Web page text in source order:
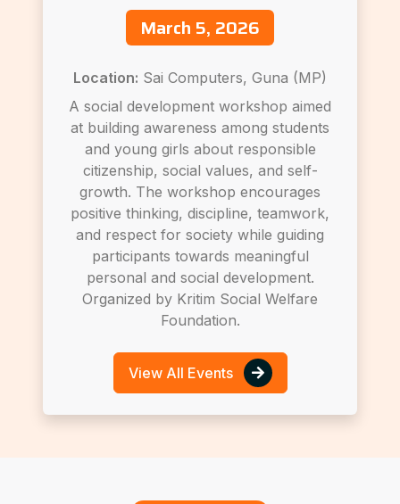
March 5, 2026
Location: Sai Computers, Guna (MP)
A social development workshop aimed
at building awareness among students
and young girls about responsible
citizenship, social values, and self-
growth. The workshop encourages
positive thinking, discipline, teamwork,
and respect for society while guiding
participants towards meaningful
personal and social development.
Organized by Kritim Social Welfare
Foundation.
View All Events